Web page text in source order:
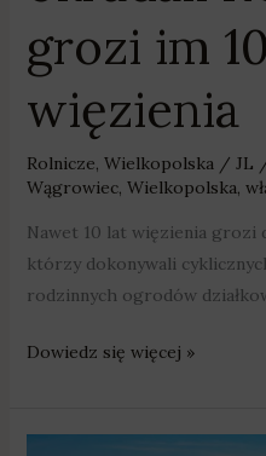
grozi im
więzienia
Rolnicze, Wielkopolska/ JL
Wągrowiec, Wielkopolska,
Nawet 10 lat więzienia grozi
którzy dokonywali
rodzinnych ogrodów
Dowiedz się więcej »